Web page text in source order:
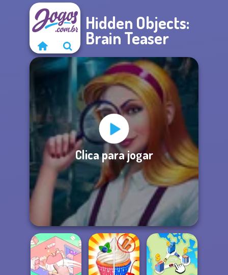
Hidden Objects:
Brain Teaser
Clica para jogar